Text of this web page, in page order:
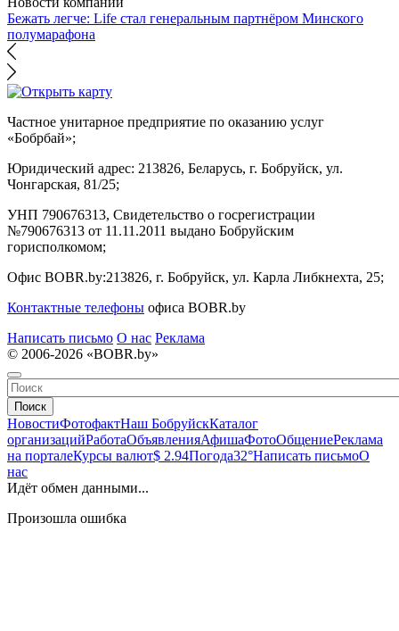
Бежать легче: Life стал генеральным партнёром Минского
полумарафона
Частное унитарное предприятие по оказанию услуг
«Бобрбай»;
Юридический адрес: 213826, Беларусь, г. Бобруйск, ул.
Чонгарская, 81/25;
УНП 790676313, Свидетельство о госрегистрации
№790676313 от 11.11.2011 выдано Бобруйским
горисполкомом;
Офис BOBR.by:213826, г. Бобруйск, ул. Карла Либкнехта, 25;
Контактные телефоны офиса BOBR.by
Написать письмо О нас Реклама
© 2006-2026 «BOBR.by»
Поиск
НовостиФотофактНаш БобруйскКаталог
организацийРаботаОбъявленияАфишаФотоОбщениеРеклама
на порталеКурсы валют$ 2.94Погода32°Написать письмоО
нас
Идёт обмен данными...
Произошла ошибка